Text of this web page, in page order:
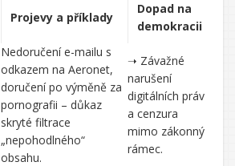
Projevy a příklady
Dopad na
demokracii
Nedoručení e-mailu s
odkazem na Aeronet,
doručení po výměně za
pornografii – důkaz
skryté filtrace
„nepohodlného“
obsahu.
➝ Závažné
narušení
digitálních práv
a cenzura
mimo zákonný
rámec.